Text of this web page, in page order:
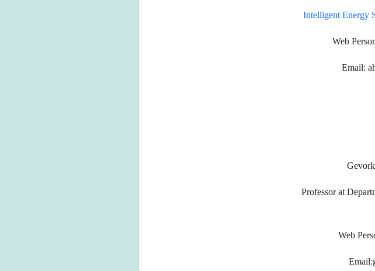
Intelligent Energy
Web
Email:
Professor at
Web